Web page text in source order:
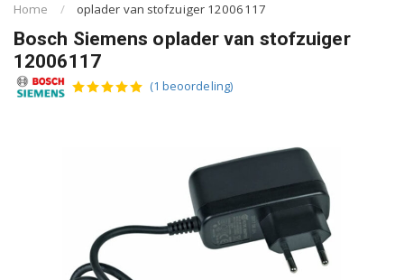
Home / oplader van stofzuiger 12006117
Bosch Siemens oplader van stofzuiger
12006117
(1 beoordeling)